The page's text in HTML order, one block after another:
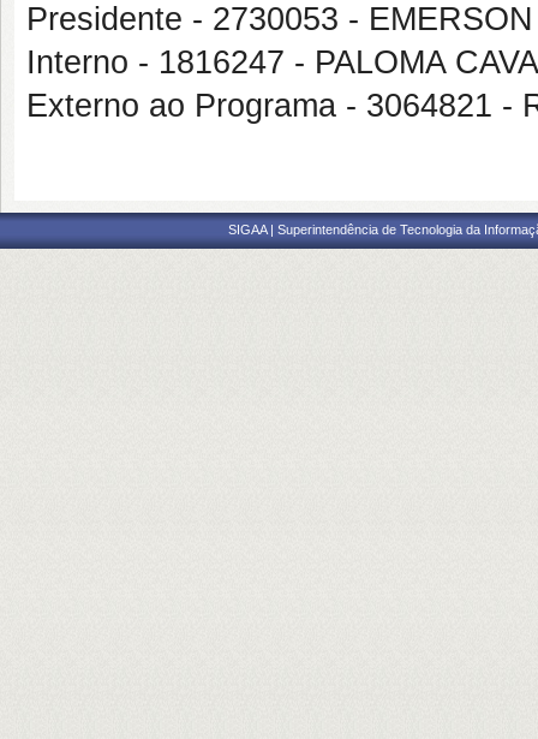
Presidente - 2730053 -
Interno - 1816247 - PALOMA
Externo ao Programa - 3064821 -
SIGAA | Superintendência de Tecnologia da